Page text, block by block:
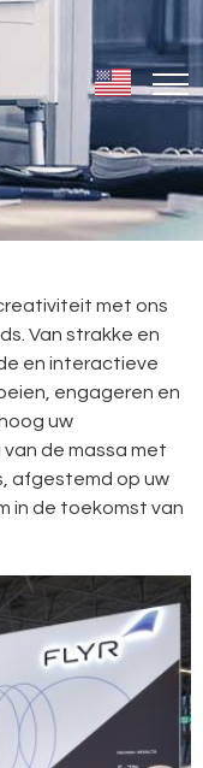
met ons
Van strakke en
en interactieve
engageren en
uw
de massa met
afgestemd op uw
in de toekomst van